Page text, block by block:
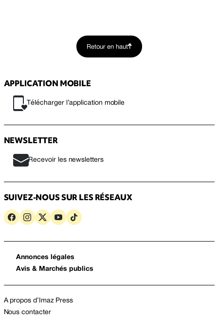
Retour en haut
APPLICATION MOBILE
Télécharger l’application mobile
NEWSLETTER
Recevoir les newsletters
SUIVEZ-NOUS SUR LES RÉSEAUX
Annonces légales
Avis & Marchés publics
A propos d’Imaz Press
Nous contacter